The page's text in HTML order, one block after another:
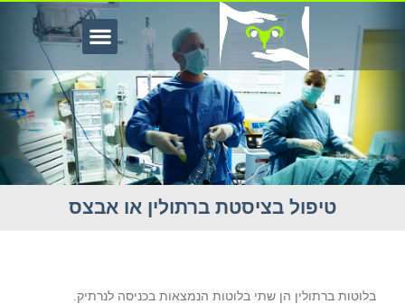
טיפול בציסטת ברתולין או אבצס
בלוטות ברתולין הן שתי בלוטות הנמצאות בכניסה לנרתיק.